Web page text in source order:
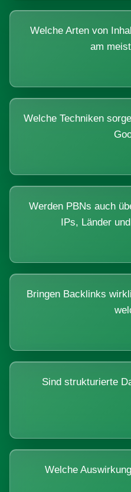
Welche Arten von
am
Welche Techniken
Werden PBNs auch
IPs, Länder
Bringen Backlinks
Sind strukturierte
Welche